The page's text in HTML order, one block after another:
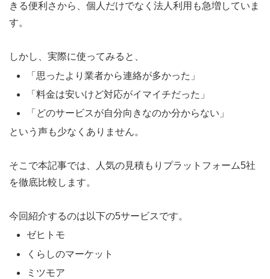
きる便利さから、個人だけでなく法人利用も急増していま
す。
しかし、実際に使ってみると、
「思ったより業者から連絡が多かった」
「料金は安いけど対応がイマイチだった」
「どのサービスが自分向きなのか分からない」
という声も少なくありません。
そこで本記事では、人気の見積もりプラットフォーム5社
を徹底比較します。
今回紹介するのは以下の5サービスです。
ゼヒトモ
くらしのマーケット
ミツモア